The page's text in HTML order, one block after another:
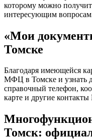
которому можно
интересующим
«Мои
Томске
Благодаря имеющейся
МФЦ в Томске и узнать
справочный телефон,
карте и другие
Томск: